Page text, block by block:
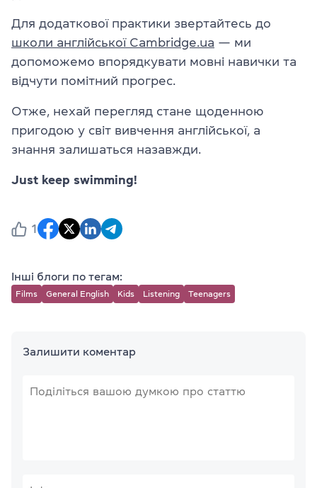
Для додаткової практики звертайтесь до
школи англійської Cambridge.ua — ми
допоможемо впорядкувати мовні навички та
відчути помітний прогрес.
Отже, нехай перегляд стане щоденною
пригодою у світ вивчення англійської, а
знання залишаться назавжди.
Just keep swimming!
1
Інші блоги по тегам:
Films General English Kids Listening Teenagers
Залишити коментар